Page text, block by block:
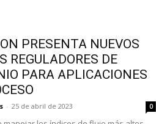
PRESENTA NUEVOS
REGULADORES DE
PARA APLICACIONES
- 25 de abril de 2023 0